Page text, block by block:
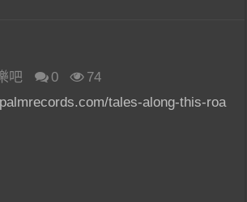
吧 0
74
tales-along-this-roa